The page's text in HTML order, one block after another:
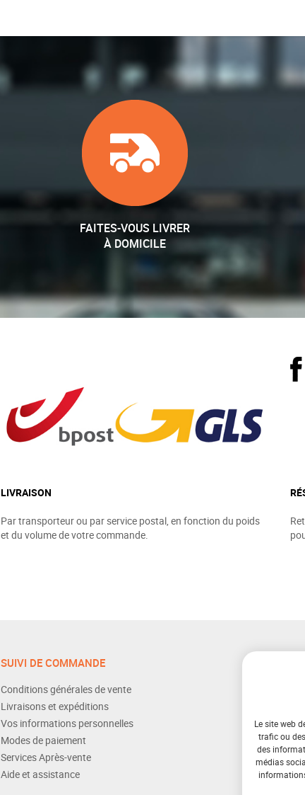
FAITES-VOUS LIVRER
À DOMICILE
LIVRAISON
Par transporteur ou par service postal, en fonction du poids
et du volume de votre commande.
SUIVI DE COMMANDE
Conditions générales de vente
Livraisons et expéditions
Vos informations personnelles
Modes de paiement
Services Après-vente
Aide et assistance
Le site web
trafic ou
des
médias